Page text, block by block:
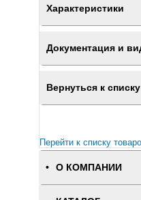
Характеристики
Документация и
Вернуться к
Перейти к списку
О КОМПАНИИ